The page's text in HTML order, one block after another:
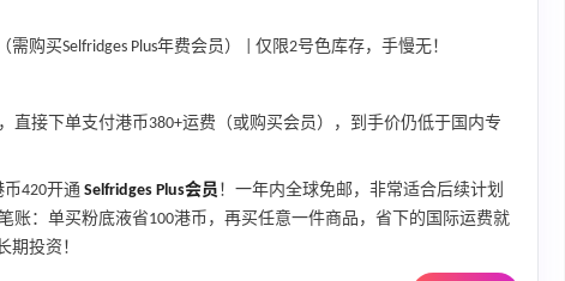
需购买Selfridges Plus年费会员） | 仅限2号色库存，手慢无！
直接下单支付港币380+运费（或购买会员），到手价仍低于国内专
420开通 Selfridges Plus会员 ！一年内全球免邮，非常适合后续计划
账：单买粉底液省100港币，再买任意一件商品，省下的国际运费就
期投资！
Selfridges英国官网海淘攻略，